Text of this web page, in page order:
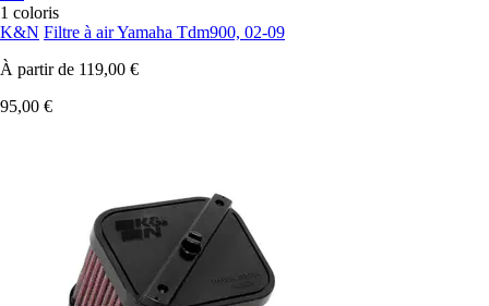
1 coloris
K&N Filtre à air Yamaha Tdm900, 02-09
À partir de 119,00 €
95,00 €